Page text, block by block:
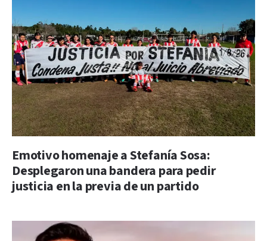
Emotivo homenaje a Stefanía Sosa:
Desplegaron una bandera para pedir
justicia en la previa de un partido